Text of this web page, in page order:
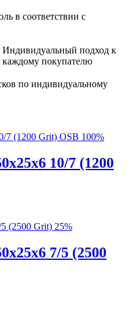
в соответствии с
Индивидуальный подход к
каждому покупателю
по индивидуальному
10/7 (1200
7/5 (2500